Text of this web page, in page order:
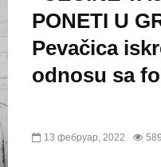
PONETI U
Pevačica
odnosu sa
13 фебруар, 2022